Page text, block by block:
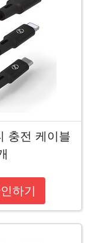
충전 케이블
하기